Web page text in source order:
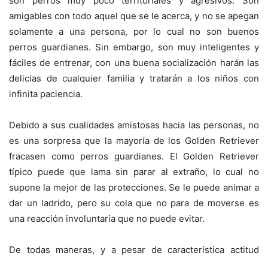
amigables con todo aquel que se le acerca, y no se apegan
solamente a una persona, por lo cual no son buenos
perros guardianes. Sin embargo, son muy inteligentes y
fáciles de entrenar, con una buena socialización harán las
delicias de cualquier familia y tratarán a los niños con
infinita paciencia.
Debido a sus cualidades amistosas hacia las personas, no
es una sorpresa que la mayoría de los Golden Retriever
fracasen como perros guardianes. El Golden Retriever
típico puede que lama sin parar al extraño, lo cual no
supone la mejor de las protecciones. Se le puede animar a
dar un ladrido, pero su cola que no para de moverse es
una reacción involuntaria que no puede evitar.
De todas maneras, y a pesar de característica actitud